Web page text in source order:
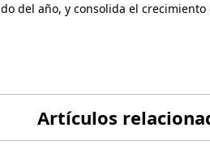
del año, y consolida el
Artículos